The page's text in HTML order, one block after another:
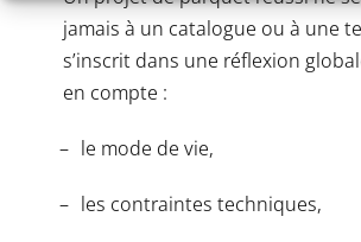
jamais à un catalogue ou à une
s’inscrit dans une réflexion
en compte :
le mode de vie,
les contraintes techniques,